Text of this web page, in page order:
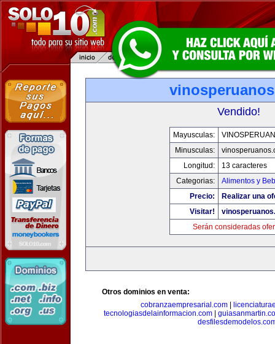
Vendido!
Mayusculas:
Minusculas:
Longitud:
13 caracteres
Categorias:
Alimentos y
Precio:
Realizar una
Visitar!
Serán consideradas
Otros dominios en venta:
cobranzaempresarial.com
tecnologiasdelainformacion.com|